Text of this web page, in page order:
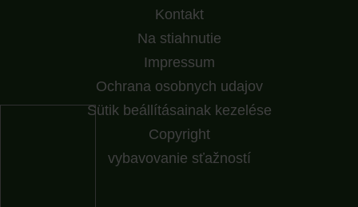
Kontakt
Na stiahnutie
Impressum
Ochrana osobnych udajov
Sütik beállításainak kezelése
Copyright
vybavovanie sťažností